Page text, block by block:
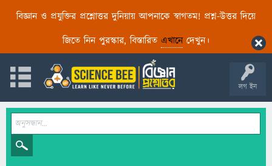
বিজ্ঞান ও প্রযুক্তির প্রশ্নোত্তর দুনিয়ায় আপনাকে স্বাগতম! প্রশ্ন-উত্তর দিয়ে
জিতে নিন পুরস্কার, বিস্তারিত এখানেদেখুন।
লগ ইন